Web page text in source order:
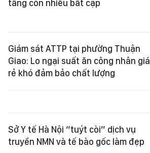
tầng còn nhiều bất cập
Giám sát ATTP tại phường Thuận
Giao: Lo ngại suất ăn công nhân giá
rẻ khó đảm bảo chất lượng
Sở Y tế Hà Nội “tuýt còi” dịch vụ
truyền NMN và tế bào gốc làm đẹp